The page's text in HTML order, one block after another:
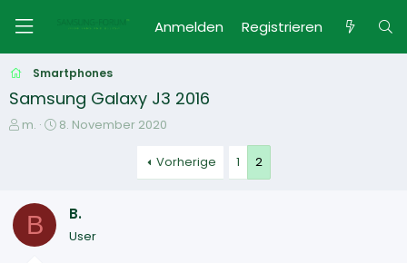
Anmelden Registrieren
Smartphones
Samsung Galaxy J3 2016
E
e
m.
E
8. November 2020
Vorherige 1 2
B B.
User